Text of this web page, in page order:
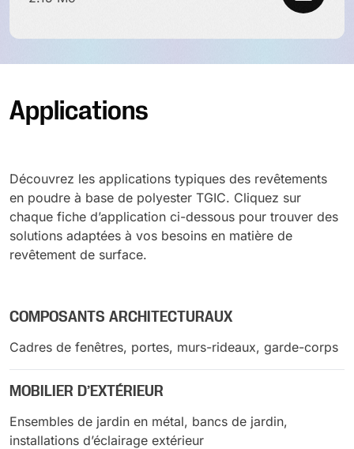
Applications
Découvrez les applications typiques des revêtements
en poudre à base de polyester TGIC. Cliquez sur
chaque fiche d’application ci-dessous pour trouver des
solutions adaptées à vos besoins en matière de
revêtement de surface.
COMPOSANTS ARCHITECTURAUX
Cadres de fenêtres, portes, murs-rideaux, garde-corps
MOBILIER D’EXTÉRIEUR
Ensembles de jardin en métal, bancs de jardin,
installations d’éclairage extérieur